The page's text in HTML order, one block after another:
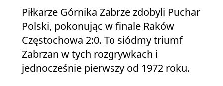
Piłkarze Górnika Zabrze zdobyli Puchar
Polski, pokonując w finale Raków
Częstochowa 2:0. To siódmy triumf
Zabrzan w tych rozgrywkach i
jednocześnie pierwszy od 1972 roku.